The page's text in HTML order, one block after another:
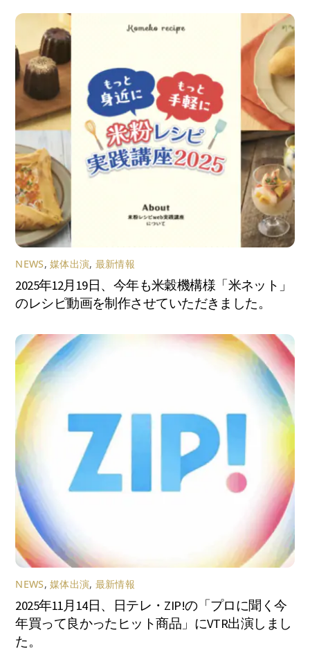
NEWS,媒体出演, 最新情報
2025年12月19日、今年も米穀機構様「米ネット」
のレシピ動画を制作させていただきました。
NEWS,媒体出演, 最新情報
2025年11月14日、日テレ・ZIP!の「プロに聞く今
年買って良かったヒット商品」にVTR出演しまし
た。